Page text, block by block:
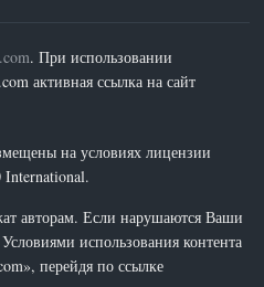
. При использовании
активная ссылка на сайт
на условиях лицензии
авторам. Если нарушаются Ваши
использования контента
перейдя по ссылке